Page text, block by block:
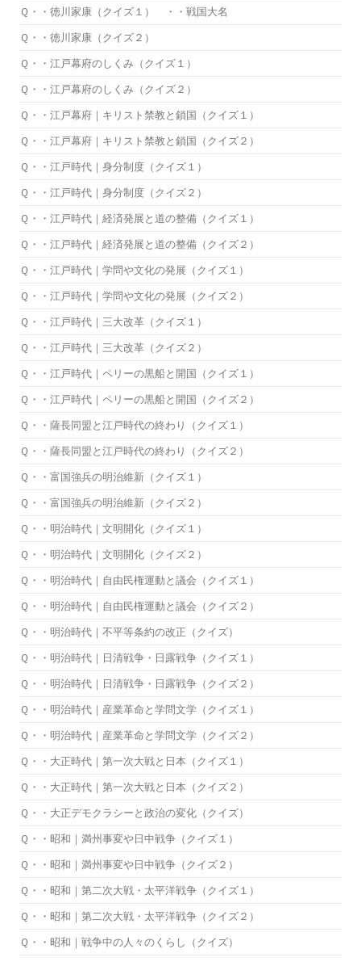
Ｑ・・徳川家康（クイズ１） ・・戦国大名
Ｑ・・徳川家康（クイズ２）
Ｑ・・江戸幕府のしくみ（クイズ１）
Ｑ・・江戸幕府のしくみ（クイズ２）
Ｑ・・江戸幕府｜キリスト禁教と鎖国（クイズ１）
Ｑ・・江戸幕府｜キリスト禁教と鎖国（クイズ２）
Ｑ・・江戸時代｜身分制度（クイズ１）
Ｑ・・江戸時代｜身分制度（クイズ２）
Ｑ・・江戸時代｜経済発展と道の整備（クイズ１）
Ｑ・・江戸時代｜経済発展と道の整備（クイズ２）
Ｑ・・江戸時代｜学問や文化の発展（クイズ１）
Ｑ・・江戸時代｜学問や文化の発展（クイズ２）
Ｑ・・江戸時代｜三大改革（クイズ１）
Ｑ・・江戸時代｜三大改革（クイズ２）
Ｑ・・江戸時代｜ペリーの黒船と開国（クイズ１）
Ｑ・・江戸時代｜ペリーの黒船と開国（クイズ２）
Ｑ・・薩長同盟と江戸時代の終わり（クイズ１）
Ｑ・・薩長同盟と江戸時代の終わり（クイズ２）
Ｑ・・富国強兵の明治維新（クイズ１）
Ｑ・・富国強兵の明治維新（クイズ２）
Ｑ・・明治時代｜文明開化（クイズ１）
Ｑ・・明治時代｜文明開化（クイズ２）
Ｑ・・明治時代｜自由民権運動と議会（クイズ１）
Ｑ・・明治時代｜自由民権運動と議会（クイズ２）
Ｑ・・明治時代｜不平等条約の改正（クイズ）
Ｑ・・明治時代｜日清戦争・日露戦争（クイズ１）
Ｑ・・明治時代｜日清戦争・日露戦争（クイズ２）
Ｑ・・明治時代｜産業革命と学問文学（クイズ１）
Ｑ・・明治時代｜産業革命と学問文学（クイズ２）
Ｑ・・大正時代｜第一次大戦と日本（クイズ１）
Ｑ・・大正時代｜第一次大戦と日本（クイズ２）
Ｑ・・大正デモクラシーと政治の変化（クイズ）
Ｑ・・昭和｜満州事変や日中戦争（クイズ１）
Ｑ・・昭和｜満州事変や日中戦争（クイズ２）
Ｑ・・昭和｜第二次大戦・太平洋戦争（クイズ１）
Ｑ・・昭和｜第二次大戦・太平洋戦争（クイズ２）
Ｑ・・昭和｜戦争中の人々のくらし（クイズ）